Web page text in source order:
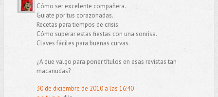
Cómo ser excelente compañera.
Guíate por tus corazonadas.
Recetas para tiempos de crisis.
Cómo superar estas fiestas con una sonrisa.
Claves fáciles para buenas curvas.
¿A que valgo para poner títulos en esas revistas tan
macanudas?
30 de diciembre de 2010 a las 16:40